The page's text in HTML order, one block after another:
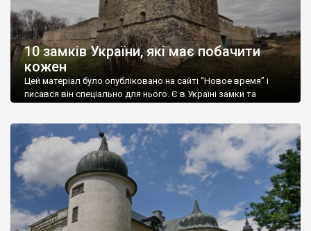
10 замків України, які має побачити
кожен
Цей матеріал було опубліковано на сайті “Новое время” і
писався він спеціально для нього. Є в Україні замки та
Замки — чи не найцікавіші об’єкти з тих, які залишила Україні
бурхлива історія. Загалом їх більше сотні, але таких, які
відповідають […]